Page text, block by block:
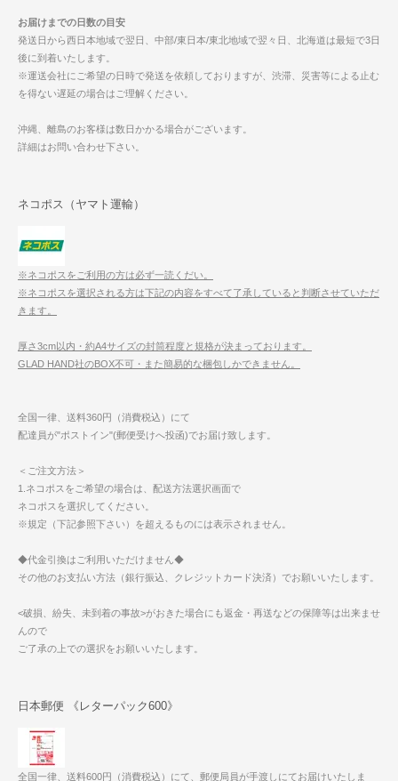
お届けまでの日数の目安
発送日から西日本地域で翌日、中部/東日本/東北地域で翌々日、北海道は最短で3日
後に到着いたします。
※運送会社にご希望の日時で発送を依頼しておりますが、渋滞、災害等による止む
を得ない遅延の場合はご理解ください。
沖縄、離島のお客様は数日かかる場合がございます。
詳細はお問い合わせ下さい。
ネコポス（ヤマト運輸）
※ネコポスをご利用の方は必ず一読くだい。
※ネコポスを選択される方は下記の内容をすべて了承していると判断させていただ
きます。
厚さ3cm以内・約A4サイズの封筒程度と規格が決まっております。
GLAD HAND社のBOX不可・また簡易的な梱包しかできません。
全国一律、送料360円（消費税込）にて
配達員が"ポストイン"(郵便受けへ投函)でお届け致します。
＜ご注文方法＞
1.ネコポスをご希望の場合は、配送方法選択画面で
ネコポスを選択してください。
※規定（下記参照下さい）を超えるものには表示されません。
◆代金引換はご利用いただけません◆
その他のお支払い方法（銀行振込、クレジットカード決済）でお願いいたします。
<破損、紛失、未到着の事故>がおきた場合にも返金・再送などの保障等は出来ませ
んので
ご了承の上での選択をお願いいたします。
日本郵便 《レターパック600》
全国一律、送料600円（消費税込）にて、郵便局員が手渡しにてお届けいたしま